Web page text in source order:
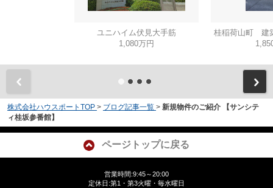
ユニハイム伏見大手筋
1,080万円
桂稲荷山町 建
株式会社ハウスポートTOP > ブログ記事一覧 > 新規物件のご紹介 【サンシテ
ィ桂坂参番館】
ページトップに戻る
営業時間:9:45～20:00
定休日:第1・第3火曜・毎水曜日